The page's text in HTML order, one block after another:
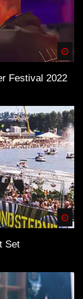
Festival 2022
Set